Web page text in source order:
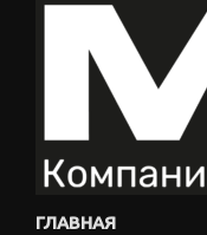
ГЛАВНАЯ